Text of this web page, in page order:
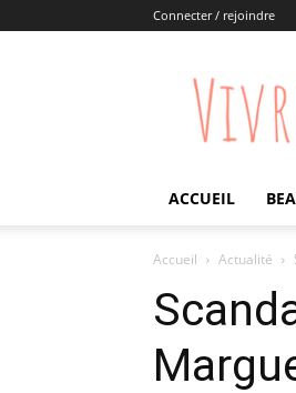
Connecter / rejoindre
ACCUEIL
Accueil Actualité